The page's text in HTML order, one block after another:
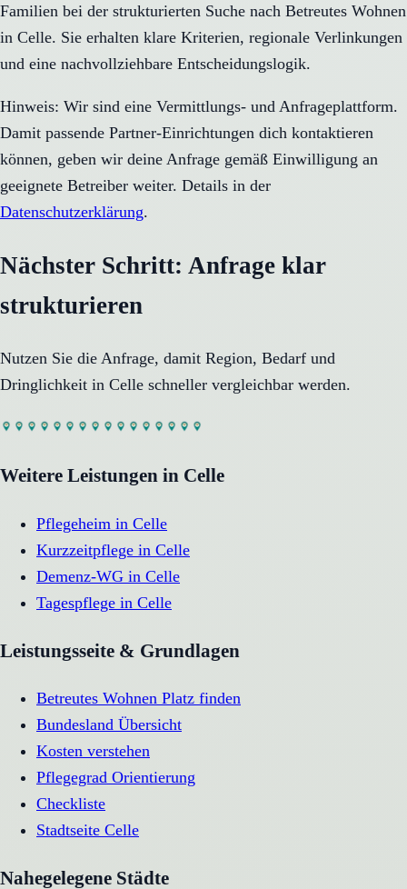
Familien bei der strukturierten Suche nach Betreutes Wohnen
in Celle. Sie erhalten klare Kriterien, regionale Verlinkungen
und eine nachvollziehbare Entscheidungslogik.
Hinweis: Wir sind eine Vermittlungs- und Anfrageplattform.
Damit passende Partner-Einrichtungen dich kontaktieren
können, geben wir deine Anfrage gemäß Einwilligung an
geeignete Betreiber weiter. Details in der
Datenschutzerklärung.
Nächster Schritt: Anfrage klar
strukturieren
Nutzen Sie die Anfrage, damit Region, Bedarf und
Dringlichkeit in Celle schneller vergleichbar werden.
Weitere Leistungen in Celle
Pflegeheim in Celle
Kurzzeitpflege in Celle
Demenz-WG in Celle
Tagespflege in Celle
Leistungsseite & Grundlagen
Betreutes Wohnen Platz finden
Bundesland Übersicht
Kosten verstehen
Pflegegrad Orientierung
Checkliste
Stadtseite Celle
Nahegelegene Städte